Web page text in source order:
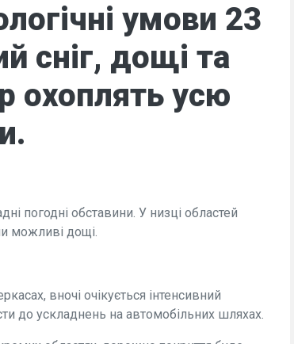
умови 23
сніг, дощі та
охоплять усю
погодні обставини. У низці областей
можливі дощі.
вночі очікується інтенсивний
до ускладнень на автомобільних шляхах.